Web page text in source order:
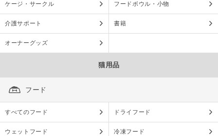
ケージ・サークル フードボウル・小物
介護サポート 書籍
オーナーグッズ
猫用品
フード
すべてのフード ドライフード
ウェットフード 冷凍フード